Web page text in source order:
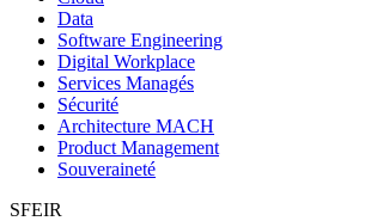
Data
Software Engineering
Digital Workplace
Services Managés
Sécurité
Architecture MACH
Product Management
Souveraineté
SFEIR